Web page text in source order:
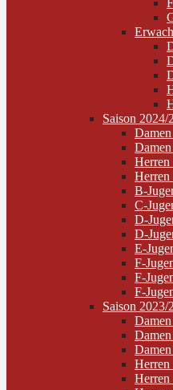
Saison 2024/
Damen
Damen
Herren
Herren
B-
C-
D-
D-
E-
F-
F-
F-
Saison 2023/
Damen
Damen
Herren
Herren